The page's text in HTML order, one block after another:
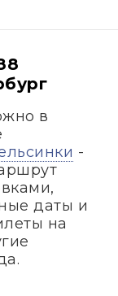
в
-
даты и
на